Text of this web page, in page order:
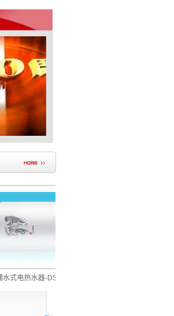
式电热水器-DSF-Y2610-60L